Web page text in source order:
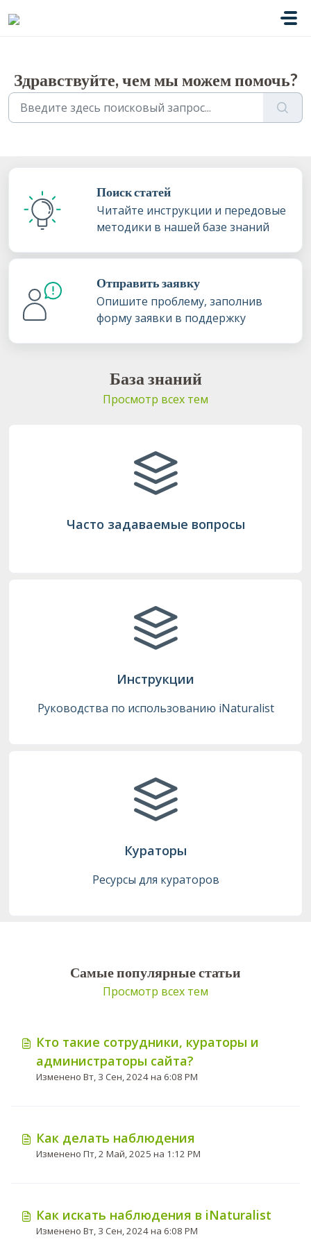
Здравствуйте, чем мы можем помочь?
Поиск статей
Читайте инструкции и передовые
методики в нашей базе знаний
Отправить заявку
Опишите проблему, заполнив
форму заявки в поддержку
База знаний
Просмотр всех тем
Часто задаваемые вопросы
Инструкции
Руководства по использованию iNaturalist
Кураторы
Ресурсы для кураторов
Самые популярные статьи
Просмотр всех тем
Кто такие сотрудники, кураторы и
администраторы сайта?
Изменено Вт, 3 Сен, 2024 на 6:08 PM
Как делать наблюдения
Изменено Пт, 2 Май, 2025 на 1:12 PM
Как искать наблюдения в iNaturalist
Изменено Вт, 3 Сен, 2024 на 6:08 PM